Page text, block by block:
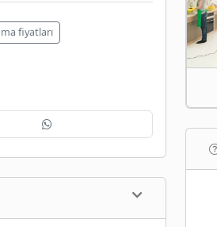
fiyatları